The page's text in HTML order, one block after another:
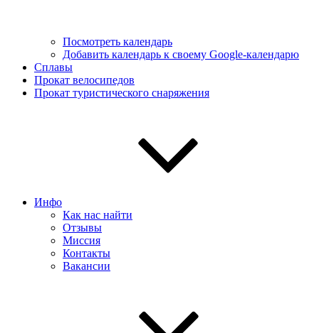
Посмотреть календарь
Добавить календарь к своему Google-календарю
Сплавы
Прокат велосипедов
Прокат туристического снаряжения
Инфо
Как нас найти
Отзывы
Миссия
Контакты
Вакансии